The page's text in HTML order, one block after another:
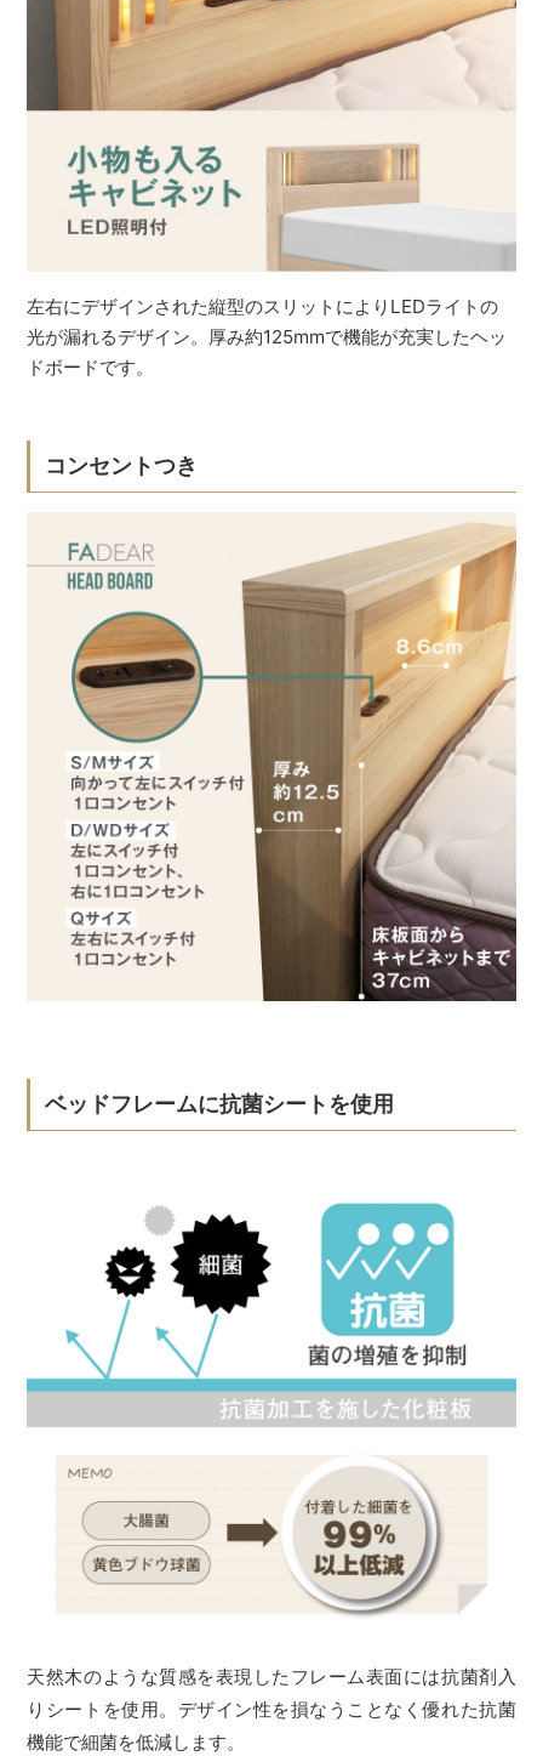
左右にデザインされた縦型のスリットによりLEDライトの
光が漏れるデザイン。厚み約125mmで機能が充実したヘッ
ドボードです。
コンセントつき
ベッドフレームに抗菌シートを使用
天然木のような質感を表現したフレーム表面には抗菌剤入
りシートを使用。デザイン性を損なうことなく優れた抗菌
機能で細菌を低減します。